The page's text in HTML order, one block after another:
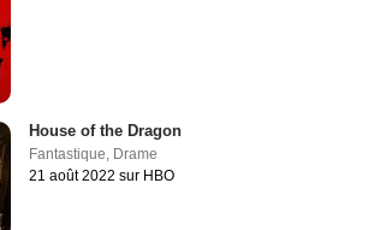
House of the Dragon
Fantastique, Drame
21 août 2022 sur HBO